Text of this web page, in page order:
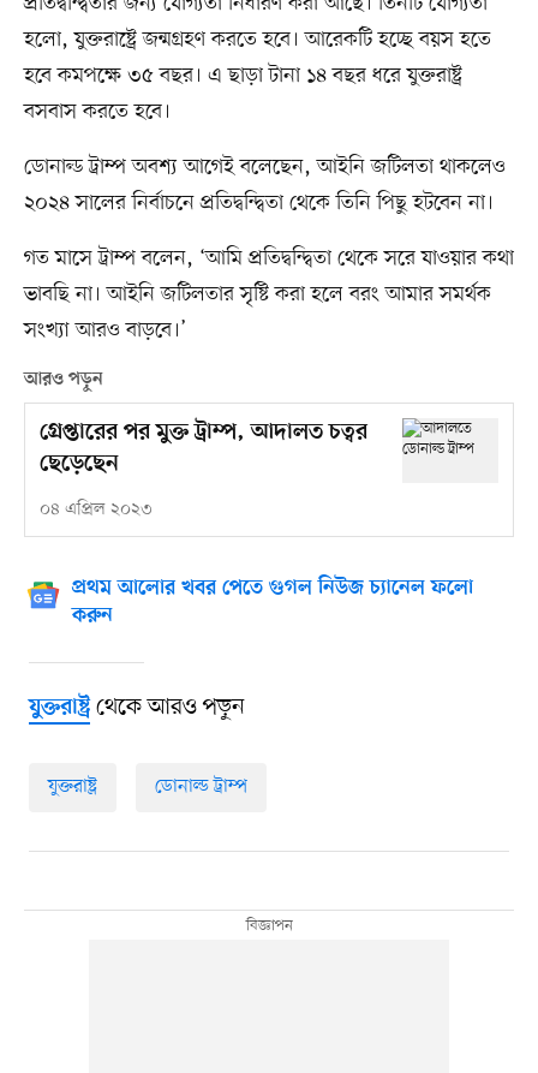
হলো, যুক্তরাষ্ট্রে জন্মগ্রহণ করতে হবে। আরেকটি হচ্ছে বয়স হতে
হবে কমপক্ষে ৩৫ বছর। এ ছাড়া টানা ১৪ বছর ধরে যুক্তরাষ্ট্র
বসবাস করতে হবে।
ডোনাল্ড ট্রাম্প অবশ্য আগেই বলেছেন, আইনি জটিলতা থাকলেও
২০২৪ সালের নির্বাচনে প্রতিদ্বন্দ্বিতা থেকে তিনি পিছু হটবেন না।
গত মাসে ট্রাম্প বলেন, ‘আমি প্রতিদ্বন্দ্বিতা থেকে সরে যাওয়ার কথা
ভাবছি না। আইনি জটিলতার সৃষ্টি করা হলে বরং আমার সমর্থক
সংখ্যা আরও বাড়বে।’
আরও পড়ুন
গ্রেপ্তারের পর মুক্ত ট্রাম্প, আদালত চত্বর
ছেড়েছেন
০৪ এপ্রিল ২০২৩
প্রথম আলোর খবর পেতে গুগল নিউজ চ্যানেল ফলো
করুন
যুক্তরাষ্ট্রথেকে আরও পড়ুন
যুক্তরাষ্ট্র ডোনাল্ড ট্রাম্প